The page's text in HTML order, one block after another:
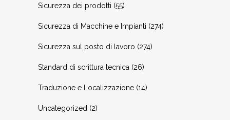
Sicurezza dei prodotti (55)
Sicurezza di Macchine e Impianti (274)
Sicurezza sul posto di lavoro (274)
Standard di scrittura tecnica (26)
Traduzione e Localizzazione (14)
Uncategorized (2)